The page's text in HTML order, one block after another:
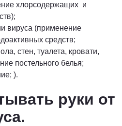
хлорсодержащих и
вируса (применение
средств;
стен, туалета, кровати,
постельного белья;
).
руки от